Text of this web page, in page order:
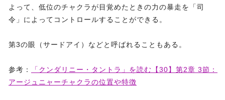
よって、低位のチャクラが目覚めたときの力の暴走を「司
令」によってコントロールすることができる。
第3の眼（サードアイ）などと呼ばれることもある。
参考：
「クンダリニー・タントラ」を読む【30】第2章 3節：
アージュニャーチャクラの位置や特徴